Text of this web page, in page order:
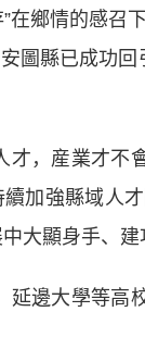
鄉情的感召
圖縣已成功
，産業才不
加強縣域人
大顯身手、建
大學等高校